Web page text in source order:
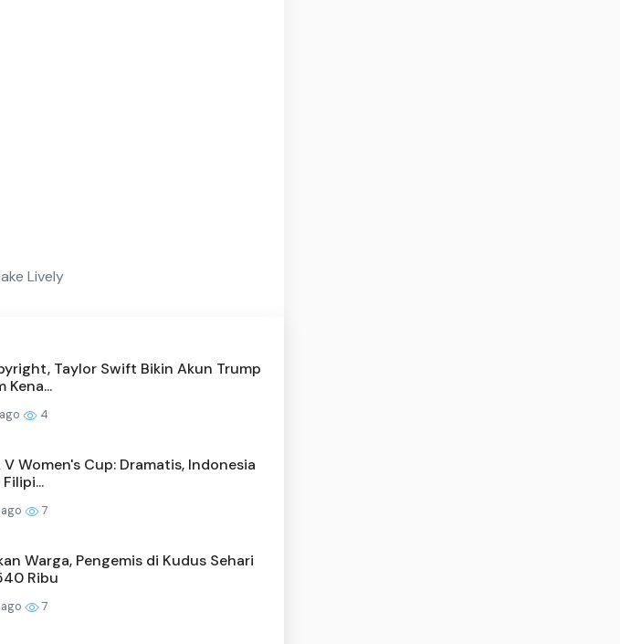
Lively
Taylor Swift Bikin Akun Trump
Kena...
4
V Women's Cup: Dramatis, Indonesia
7
Warga, Pengemis di Kudus Sehari
Ribu
7